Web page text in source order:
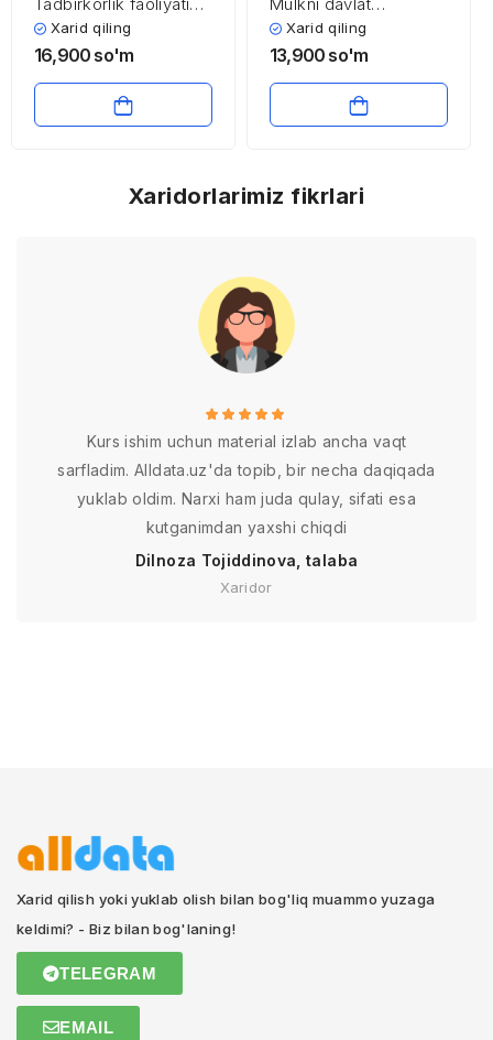
huquqiy munosabatlar
va huquq tizimi
Xarid qiling
16,900 so'm
tasarrufidan chiqarish
va
maqsadi, shakl va
usullari
Xarid qiling
13,900 so'm
Xaridorlarimiz fikrlari
Kurs ishim uchun material izlab ancha vaqt
sarfladim. Alldata.uz'da topib, bir necha daqiqada
yuklab oldim. Narxi ham juda qulay, sifati esa
kutganimdan yaxshi chiqdi
Dilnoza Tojiddinova, talaba
Xaridor
Xarid qilish yoki yuklab olish bilan bog'liq muammo yuzaga
keldimi? - Biz bilan bog'laning!
TELEGRAM
EMAIL